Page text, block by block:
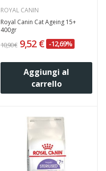
ROYAL CANIN
Royal Canin Cat Ageing 15+
400gr
10,90 € 9,52 € -12,69%
Aggiungi al
carrello